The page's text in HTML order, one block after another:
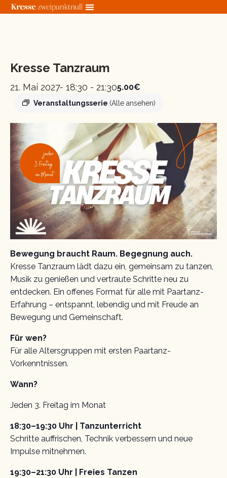
Zum
Kresse Tanzraum
21. Mai 2027- 18:30 - 21:30
Veranstaltungsserie (Alle ansehen)
5.00€
Bewegung braucht Raum. Begegnung auch.
Kresse Tanzraum lädt dazu ein, gemeinsam zu tanzen,
Musik zu genießen und vertraute Schritte neu zu
entdecken. Ein offenes Format für alle mit Paartanz-
Erfahrung – entspannt, lebendig und mit Freude an
Bewegung und Gemeinschaft.
Für wen?
Für alle Altersgruppen mit ersten Paartanz-
Vorkenntnissen.
Wann?
Jeden 3. Freitag im Monat
18:30–19:30 Uhr | Tanzunterricht
Schritte auffrischen, Technik verbessern und neue
Impulse mitnehmen.
19:30–21:30 Uhr | Freies Tanzen